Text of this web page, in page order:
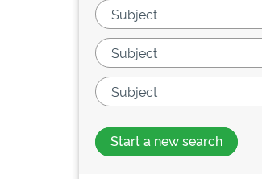
Start a new search